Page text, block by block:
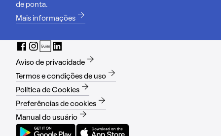
de ponta.
Mais informações
Aviso de privacidade
Termos e condições de uso
Política de Cookies
Preferências de cookies
Manual do usuário